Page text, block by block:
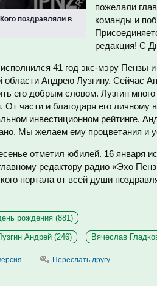
поздравляли в
пожелали
команды и
редакция! С
исполнился 41 год экс-мэру
области Андрею Лузгину. Сейчас
его добрым словом. Лузгин
От части и благодаря его
инвестиционном рейтинге.
Мы желаем ему процветания и
отметил юбилей. 16 января
редактору радио «Эхо
портала от всей души
рождения (881)
Андрей (246) Вячеслав
Переслать другу